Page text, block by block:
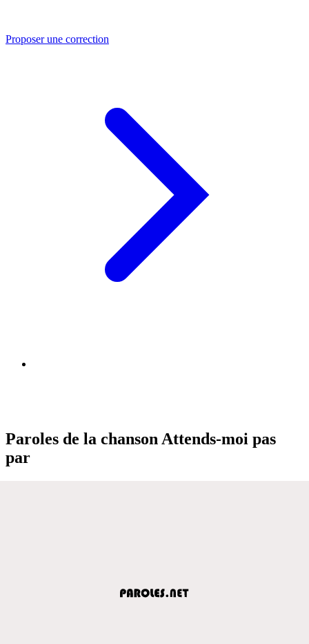
Proposer une correction
Paroles de la chanson Attends-moi pas
par